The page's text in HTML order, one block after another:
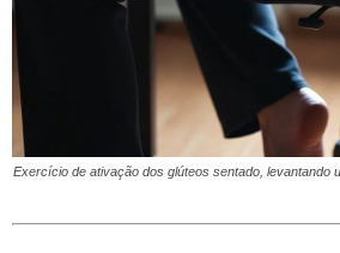
Exercício de ativação dos glúteos sentado, levantando